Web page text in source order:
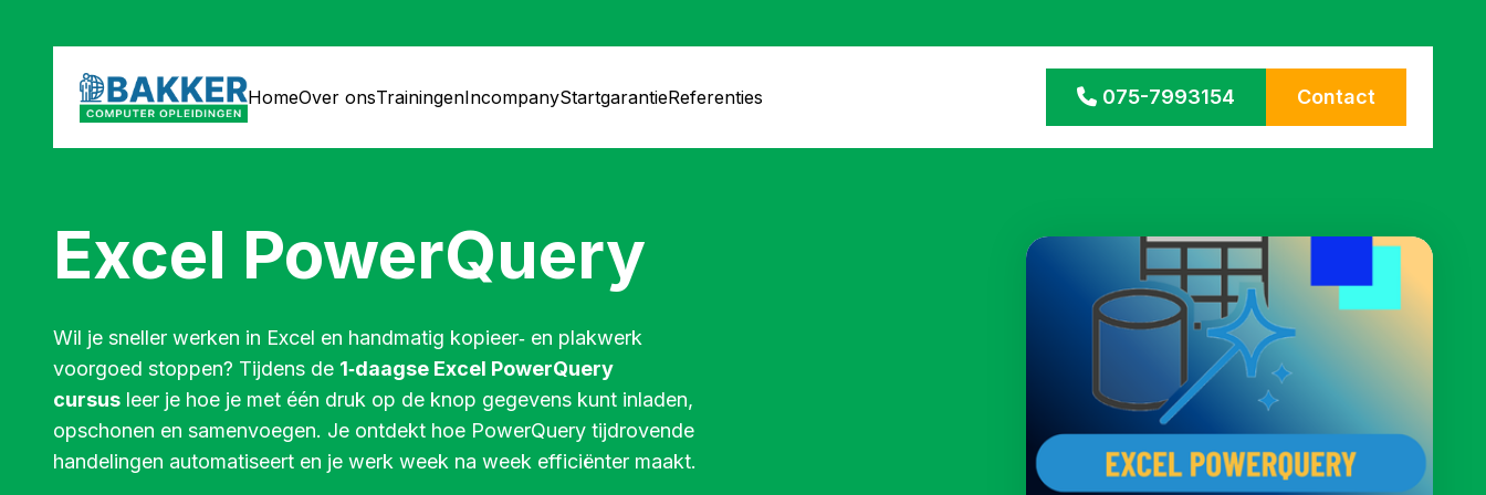
HomeOver onsTrainingenIncompanyStartgarantieReferenties 075-7993154 Contact
Excel PowerQuery
Wil je sneller werken in Excel en handmatig kopieer‑ en plakwerk
voorgoed stoppen? Tijdens de 1‑daagse Excel PowerQuery
cursus leer je hoe je met één druk op de knop gegevens kunt inladen,
opschonen en samenvoegen. Je ontdekt hoe PowerQuery tijdrovende
handelingen automatiseert en je werk week na week efficiënter maakt.